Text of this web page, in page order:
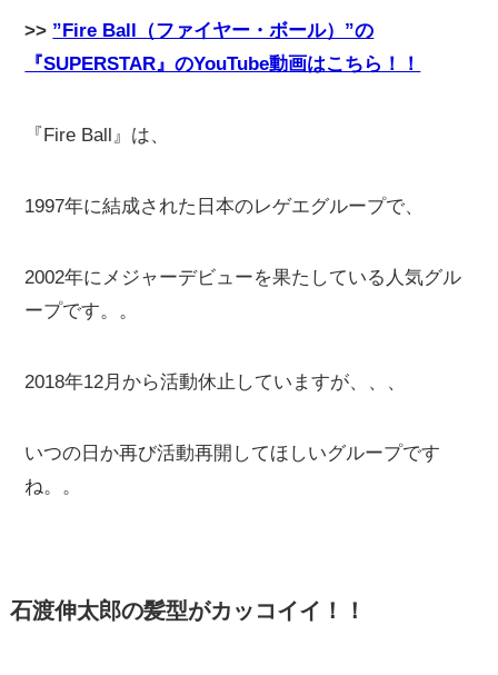
>> ”Fire Ball（ファイヤー・ボール）”の
『SUPERSTAR』のYouTube動画はこちら！！
『Fire Ball』は、
1997年に結成された日本のレゲエグループで、
2002年にメジャーデビューを果たしている人気グル
ープです。。
2018年12月から活動休止していますが、、、
いつの日か再び活動再開してほしいグループです
ね。。
石渡伸太郎の髪型がカッコイイ！！